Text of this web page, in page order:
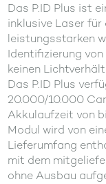
Das P.ID Plus ist
inklusive Laser
leistungsstarken
Identifizierung
keinen
Das P.ID Plus
20.000/10.000
Akkulaufzeit von
Modul wird von
Lieferumfang
mit dem
ohne Ausbau